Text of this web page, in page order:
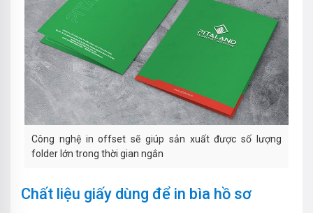
Công nghệ in offset sẽ giúp sản xuất được số lượng
folder lớn trong thời gian ngắn
Chất liệu giấy dùng để in bìa hồ sơ